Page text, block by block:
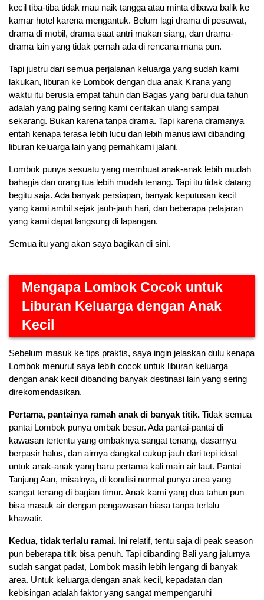
kecil tiba-tiba tidak mau naik tangga atau minta dibawa balik ke
kamar hotel karena mengantuk. Belum lagi drama di pesawat,
drama di mobil, drama saat antri makan siang, dan drama-
drama lain yang tidak pernah ada di rencana mana pun.
Tapi justru dari semua perjalanan keluarga yang sudah kami
lakukan, liburan ke Lombok dengan dua anak Kirana yang
waktu itu berusia empat tahun dan Bagas yang baru dua tahun
adalah yang paling sering kami ceritakan ulang sampai
sekarang. Bukan karena tanpa drama. Tapi karena dramanya
entah kenapa terasa lebih lucu dan lebih manusiawi dibanding
liburan keluarga lain yang pernahkami jalani.
Lombok punya sesuatu yang membuat anak-anak lebih mudah
bahagia dan orang tua lebih mudah tenang. Tapi itu tidak datang
begitu saja. Ada banyak persiapan, banyak keputusan kecil
yang kami ambil sejak jauh-jauh hari, dan beberapa pelajaran
yang kami dapat langsung di lapangan.
Semua itu yang akan saya bagikan di sini.
Mengapa Lombok Cocok untuk
Liburan Keluarga dengan Anak
Kecil
Sebelum masuk ke tips praktis, saya ingin jelaskan dulu kenapa
Lombok menurut saya lebih cocok untuk liburan keluarga
dengan anak kecil dibanding banyak destinasi lain yang sering
direkomendasikan.
Pertama, pantainya ramah anak di banyak titik. Tidak semua
pantai Lombok punya ombak besar. Ada pantai-pantai di
kawasan tertentu yang ombaknya sangat tenang, dasarnya
berpasir halus, dan airnya dangkal cukup jauh dari tepi ideal
untuk anak-anak yang baru pertama kali main air laut. Pantai
Tanjung Aan, misalnya, di kondisi normal punya area yang
sangat tenang di bagian timur. Anak kami yang dua tahun pun
bisa masuk air dengan pengawasan biasa tanpa terlalu
khawatir.
Kedua, tidak terlalu ramai. Ini relatif, tentu saja di peak season
pun beberapa titik bisa penuh. Tapi dibanding Bali yang jalurnya
sudah sangat padat, Lombok masih lebih lengang di banyak
area. Untuk keluarga dengan anak kecil, kepadatan dan
kebisingan adalah faktor yang sangat mempengaruhi